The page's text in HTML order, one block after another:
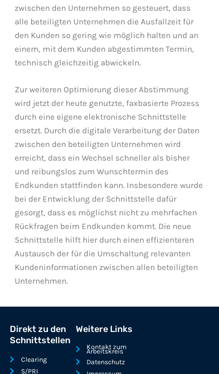
zwischen den Unternehmen so gesteuert, dass
alle beteiligten Unternehmen die Ausfallzeit für
den Kunden so gering wie möglich halten und an
einem, mit dem Kunden abgestimmten Termin,
technisch gleichzeitig abwickeln.
Zur weiteren Optimierung dieser Abstimmung
wird jetzt der heute genutzte, faxbasierte Prozess
durch eine eigene elektronische Schnittstelle
ersetzt. Durch die digitale Verarbeitung der Daten
zwischen den beteiligten Unternehmen wird
erreicht, dass ein Wechsel schneller als bisher
und reibungslos zum Wunschtermin des
Endkunden stattfinden kann. Insbesondere wurde
bei der Entwicklung der Schnittstelle dafür
gesorgt, dass es möglichst nicht zu mehrfachen
Rückfragen beim Endkunden kommt. Die neue
Schnittstelle hilft hier durch einen effizienteren
Austausch der für die Umschaltung relevanten
Kundeninformationen zwischen allen beteiligten
Unternehmen.
Direkt zu den
Schnittstellen
Clearing
S/PRI
Weitere Links
Kontakt zum
Arbeitskreis
Datenschutz